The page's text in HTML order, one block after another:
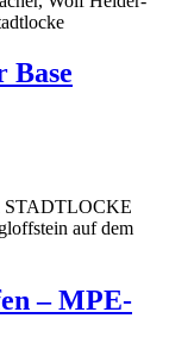
Base
– MPE-